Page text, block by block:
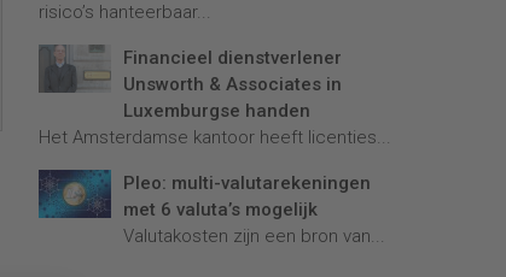
risico’s hanteerbaar...
Financieel dienstverlener
Unsworth & Associates in
Luxemburgse handen
Het Amsterdamse kantoor heeft licenties...
Pleo: multi-valutarekeningen
met 6 valuta’s mogelijk
Valutakosten zijn een bron van...